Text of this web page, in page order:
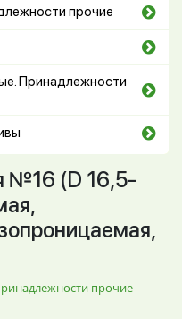
прочие
Принадлежности
№16 (D 16,5-
прочие